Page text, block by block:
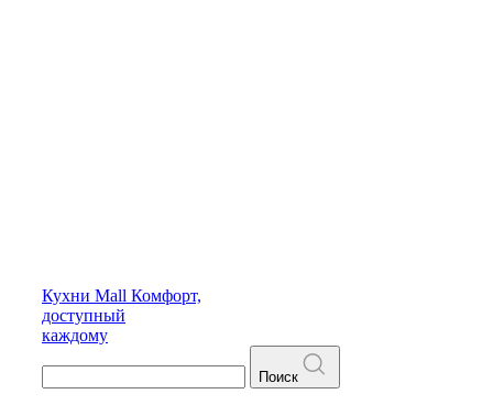
Кухни Mall Комфорт,
доступный
каждому
Поиск